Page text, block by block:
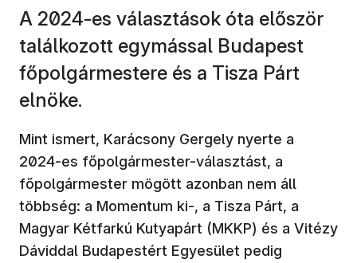
A 2024-es választások óta először
találkozott egymással Budapest
főpolgármestere és a Tisza Párt
elnöke.
Mint ismert, Karácsony Gergely nyerte a
2024-es főpolgármester-választást, a
főpolgármester mögött azonban nem áll
többség: a Momentum ki-, a Tisza Párt, a
Magyar Kétfarkú Kutyapárt (MKKP) és a Vitézy
Dáviddal Budapestért Egyesület pedig